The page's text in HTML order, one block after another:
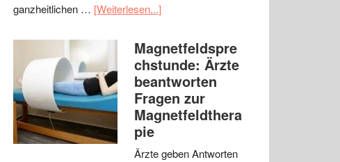
ganzheitlichen … [Weiterlesen...]
Magnetfeldspre
chstunde: Ärzte
beantworten
Fragen zur
Magnetfeldthera
pie
Ärzte geben Antworten